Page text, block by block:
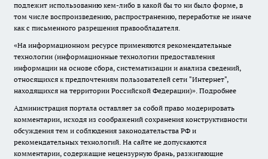
подлежит использованию кем-либо в какой бы то ни было форме, в
том числе воспроизведению, распространению, переработке не иначе
как с письменного разрешения правообладателя.
«На информационном ресурсе применяются рекомендательные
технологии (информационные технологии предоставления
информации на основе сбора, систематизации и анализа сведений,
относящихся к предпочтениям пользователей сети "Интернет",
находящихся на территории Российской Федерации)». Подробнее
Администрация портала оставляет за собой право модерировать
комментарии, исходя из соображений сохранения конструктивности
обсуждения тем и соблюдения законодательства РФ и
рекомендательных технологий. На сайте не допускаются
комментарии, содержащие нецензурную брань, разжигающие